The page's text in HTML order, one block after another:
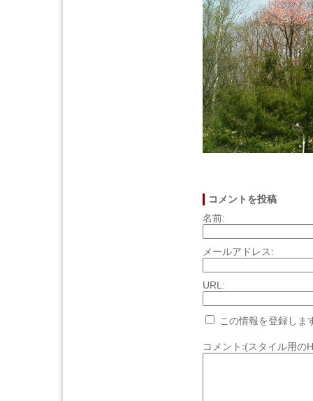
コメントを投稿
名前:
メールアドレス:
URL:
この情報を登録しま
コメント:(スタイル用の